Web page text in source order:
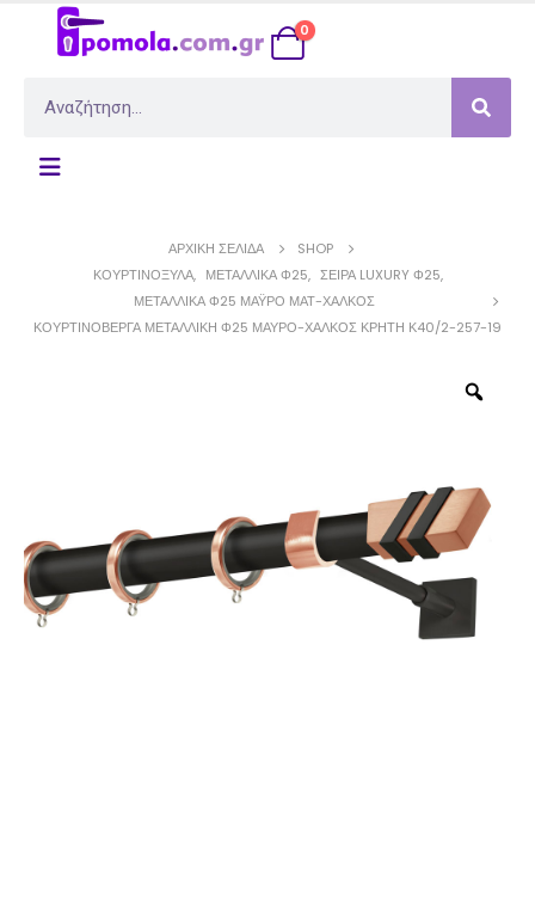
0
ΑΡΧΙΚΉ ΣΕΛΊΔΑ
SHOP
ΚΟΥΡΤΙΝΌΞΥΛΑ, ΜΕΤΑΛΛΙΚΆ Φ25, ΣΕΙΡΆ LUXURY Φ25,
ΜΕΤΑΛΛΙΚΆ Φ25 ΜΆΥΡΟ ΜΆΤ-ΧΑΛΚΌΣ
ΚΟΥΡΤΙΝΌΒΕΡΓΑ ΜΕΤΑΛΛΙΚΉ Φ25 ΜΑΎΡΟ-ΧΑΛΚΌΣ ΚΡΉΤΗ Κ40/2-257-19